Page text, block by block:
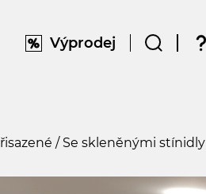
Výprodej
přisazené / Se skleněnými stínidly